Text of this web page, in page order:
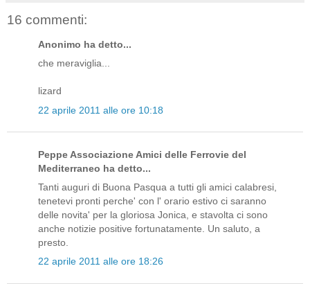
16 commenti:
Anonimo ha detto...
che meraviglia...
lizard
22 aprile 2011 alle ore 10:18
Peppe Associazione Amici delle Ferrovie del
Mediterraneo ha detto...
Tanti auguri di Buona Pasqua a tutti gli amici calabresi,
tenetevi pronti perche' con l' orario estivo ci saranno
delle novita' per la gloriosa Jonica, e stavolta ci sono
anche notizie positive fortunatamente. Un saluto, a
presto.
22 aprile 2011 alle ore 18:26